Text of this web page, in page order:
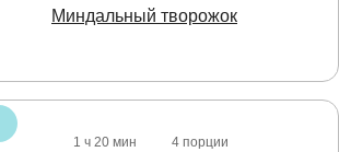
Миндальный творожок
1 ч 20 мин 4 порции